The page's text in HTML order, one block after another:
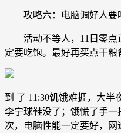
攻略六：电脑调好人要
活动不等人，11日零点
定要吃饱。最好再买点干粮
到 了 11:30饥饿难捱，大半
李宁球鞋没了；饿慌了手
次，电脑性能一定要好，